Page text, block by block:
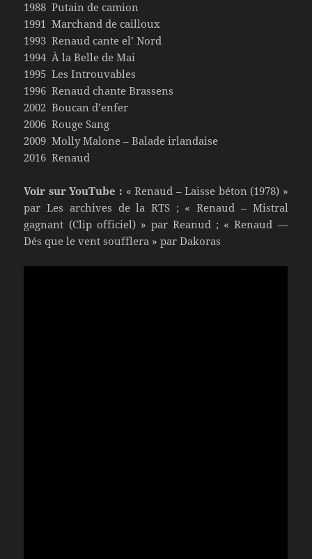
1988 Putain de camion
1991 Marchand de cailloux
1993 Renaud cante el’ Nord
1994 À la Belle de Mai
1995 Les Introuvables
1996 Renaud chante Brassens
2002 Boucan d’enfer
2006 Rouge Sang
2009 Molly Malone – Balade irlandaise
2016 Renaud
Voir sur YouTube : « Renaud – Laisse béton (1978) »
par Les archives de la RTS ; « Renaud – Mistral
gagnant (Clip officiel) » par Reanud ; « Renaud —
Dés que le vent soufflera » par Dakoras